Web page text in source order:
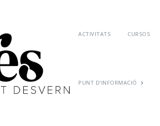
ACTIVITATS CURSOS
PUNT D’INFORMACIÓ